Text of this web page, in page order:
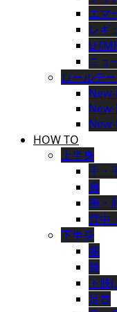
エマ
レギ
ニュ
ロールテ
New-
HOW TO
上半身
手・
肩
腕・
背中
下半身
腿
膝
下肢
足首